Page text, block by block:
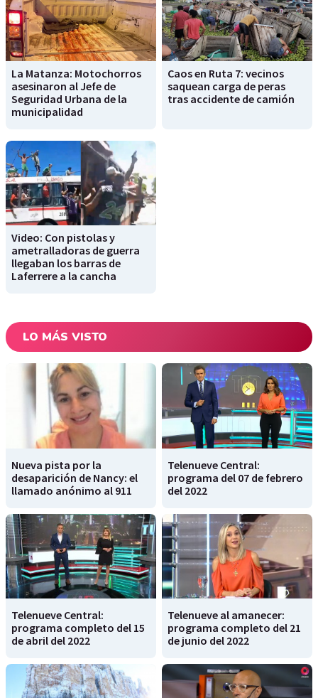
La Matanza: Motochorros
asesinaron al Jefe de
Seguridad Urbana de la
municipalidad
Caos en Ruta 7: vecinos
saquean carga de peras
tras accidente de camión
Video: Con pistolas y
ametralladoras de guerra
llegaban los barras de
Laferrere a la cancha
LO MÁS VISTO
Nueva pista por la
desaparición de Nancy: el
llamado anónimo al 911
Telenueve Central:
programa del 07 de febrero
del 2022
Telenueve Central:
programa completo del 15
de abril del 2022
Telenueve al amanecer:
programa completo del 21
de junio del 2022